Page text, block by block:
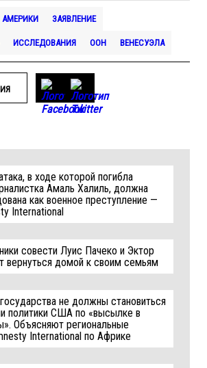
АМЕРИКИ ЗАЯВЛЕНИЕ
ИССЛЕДОВАНИЯ ООН ВЕНЕСУЭЛА
в ходе которой погибла
Амаль Халиль, должна
как военное преступление —
International
совести Луис Пачеко и Эктор
вернуться домой к своим семьям
не должны становиться
политики США по «высылке в
Объясняют региональные
International по Африке